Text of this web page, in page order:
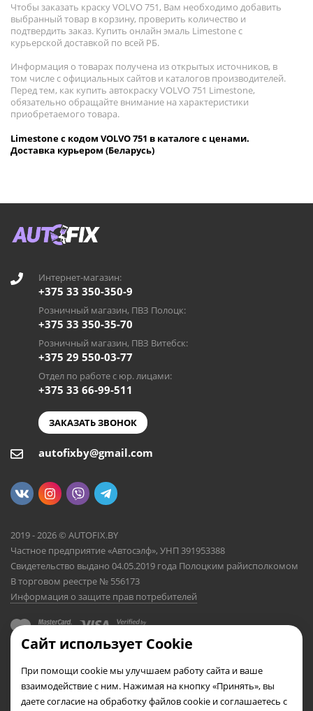
Чтобы заказать краску VOLVO 751, Вам необходимо добавить
выбранный товар в корзину, проверить количество и
подтвердить заказ. Купить онлайн эмаль Limestone с
курьерской доставкой по всей РБ.
Информация о товарах получена из открытых источников, в
том числе с официальных сайтов и каталогов производителей.
Перед тем, как купить автокраску VOLVO 751 Limestone,
обязательно обращайте внимание на характеристики
приобретаемого товара.
Limestone с кодом VOLVO 751 в каталоге с ценами.
Доставка курьером (Беларусь)
Интернет-магазин:
+375 33 350-350-9
Розничный магазин, ПВЗ Полоцк:
+375 33 350-35-70
Розничный магазин, ПВЗ Витебск:
+375 29 550-03-77
Отдел по работе с юр. лицами:
+375 33 66-99-511
ЗАКАЗАТЬ ЗВОНОК
autofixby@gmail.com
2019 - 2026 © AUTOFIX.BY
Частное предприятие «Автосэлф», УНП 391953388
Свидетельство выдано 04.05.2019 года Полоцким райисполкомом
В торговом реестре № 556173
Информация о защите прав потребителей
Сайт использует Cookie
При помощи cookie мы улучшаем работу сайта и ваше
взаимодействие с ним. Нажимая на кнопку «Принять», вы
даете согласие на обработку файлов cookie и соглашаетесь с